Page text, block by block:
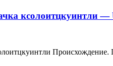
ксолоитцкуинтли —